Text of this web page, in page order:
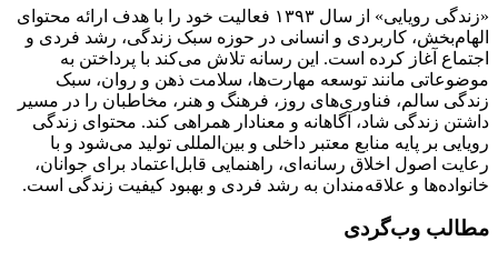
«زندگی رویایی» از سال ۱۳۹۳ فعالیت خود را با هدف ارائه محتوای
الهام‌بخش، کاربردی و انسانی در حوزه سبک زندگی، رشد فردی و
اجتماع آغاز کرده است. این رسانه تلاش می‌کند با پرداختن به
موضوعاتی مانند توسعه مهارت‌ها، سلامت ذهن و روان، سبک
زندگی سالم، فناوری‌های روز، فرهنگ و هنر، مخاطبان را در مسیر
داشتن زندگی شاد، آگاهانه و معنادار همراهی کند. محتوای زندگی
رویایی بر پایه منابع معتبر داخلی و بین‌المللی تولید می‌شود و با
رعایت اصول اخلاق رسانه‌ای، راهنمایی قابل‌اعتماد برای جوانان،
خانواده‌ها و علاقه‌مندان به رشد فردی و بهبود کیفیت زندگی است.
مطالب وب‌گردی